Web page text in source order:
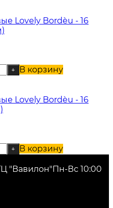
Lovely Bordèu - 16
+ В корзину
Lovely Bordèu - 16
+
В корзину
"Вавилон"Пн-Вс 10:00